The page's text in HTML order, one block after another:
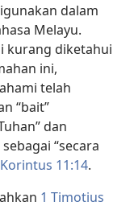
dalam
Melayu.
kurang diketahui
ini,
telah
“bait”
dan
“secara
11:14.
1 Timotius